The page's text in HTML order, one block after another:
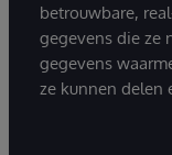
betrouwbare,
gegevens die ze
gegevens
ze kunnen delen